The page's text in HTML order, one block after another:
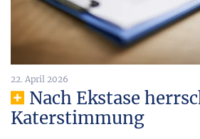
22. April 2026
Nach Ekstase
Katerstimmung